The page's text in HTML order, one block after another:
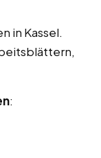
in Kassel.
: